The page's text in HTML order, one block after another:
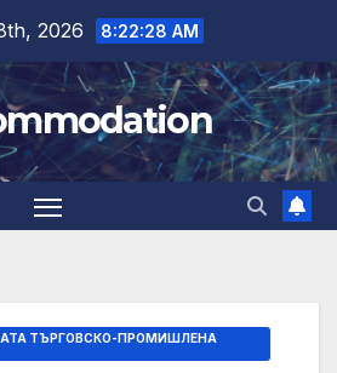
2026 8:22:29 AM
ТЪРГОВСКО-ПРОМИШЛЕНА